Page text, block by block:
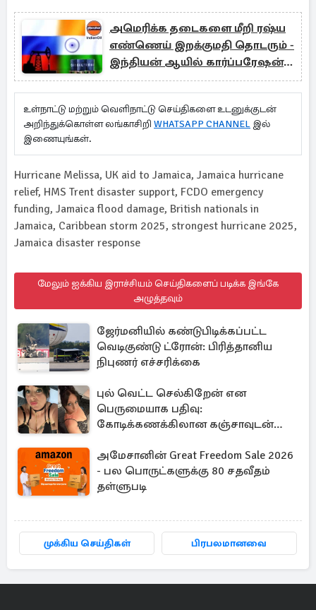
அமெரிக்க தடைகளை மீறி ரஷ்ய
எண்ணெய் இறக்குமதி தொடரும் -
இந்தியன் ஆயில் கார்ப்பரேஷன்
உறுதி
உள்நாட்டு மற்றும் வெளிநாட்டு செய்திகளை உடனுக்குடன்
அறிந்துக்கொள்ள லங்காசிறி WHATSAPP CHANNEL இல்
இணையுங்கள்.
Hurricane Melissa, UK aid to Jamaica, Jamaica hurricane
relief, HMS Trent disaster support, FCDO emergency
funding, Jamaica flood damage, British nationals in
Jamaica, Caribbean storm 2025, strongest hurricane 2025,
Jamaica disaster response
மேலும் ஐக்கிய இராச்சியம் செய்திகளைப் படிக்க இங்கே
அழுத்தவும்
ஜேர்மனியில் கண்டுபிடிக்கப்பட்ட
வெடிகுண்டு ட்ரோன்: பிரித்தானிய
நிபுணர் எச்சரிக்கை
புல் வெட்ட செல்கிறேன் என
பெருமையாக பதிவு:
கோடிக்கணக்கிலான கஞ்சாவுடன்
அமேசானின் Great Freedom Sale 2026
- பல பொருட்களுக்கு 80 சதவீதம்
தள்ளுபடி
முக்கிய செய்திகள் பிரபலமானவை